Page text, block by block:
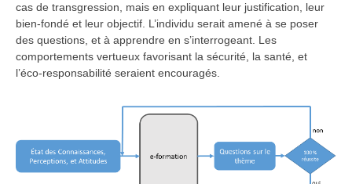
cas de transgression, mais en expliquant leur justification, leur
bien-fondé et leur objectif. L’individu serait amené à se poser
des questions, et à apprendre en s’interrogeant. Les
comportements vertueux favorisant la sécurité, la santé, et
l’éco-responsabilité seraient encouragés.